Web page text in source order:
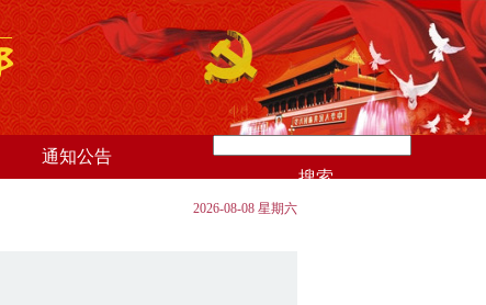
通知公告
搜索
2026-08-08 星期六